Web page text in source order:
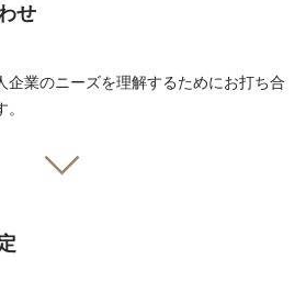
せ
企業のニーズを理解するためにお打ち合